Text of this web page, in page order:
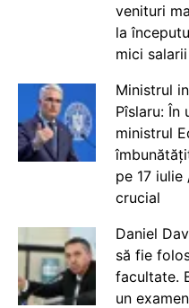
venituri
la
mici salarii
Ministrul
Pîslaru: În
ministrul
pe 17
crucial
Daniel
să fie
facultate.
un